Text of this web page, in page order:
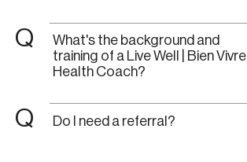
Q
What's the background and
training of a Live Well | Bien Vivre
Health Coach?
Q Do I need a referral?